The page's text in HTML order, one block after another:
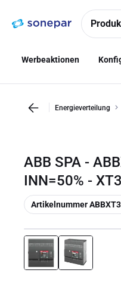
NavigationInhalt
Werbeaktionen
Energieverteilung
ABB SPA -
INN=50% -
Kopieren
Artikelnummer